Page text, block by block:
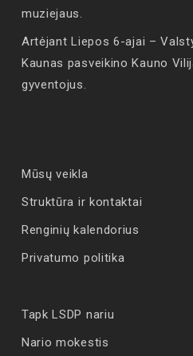
muziejaus.
Artėjant Liepos 6-ajai –
Kaunas pasveikino Kauno
gyventojus.
Mūsų veikla
Struktūra ir kontaktai
Renginių kalendorius
Privatumo politika
Tapk LSDP nariu
Nario mokestis